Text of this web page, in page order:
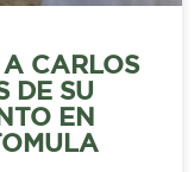
A CARLOS
DE SU
EN